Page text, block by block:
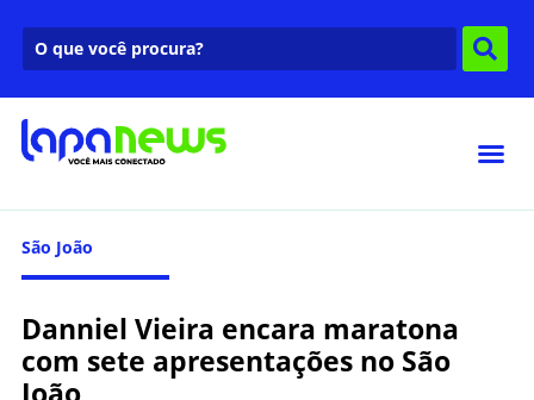
São João
Danniel Vieira encara maratona
com sete apresentações no São